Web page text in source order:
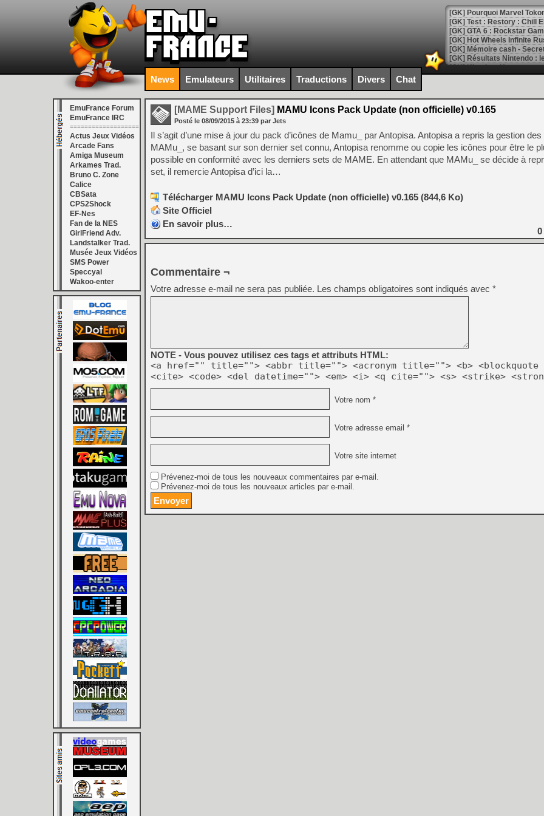
[GK] Pourquoi Marvel
[GK] Test : Restory : Chill
[GK] GTA 6 : Rockstar
[GK] Hot Wheels Infinite
[GK] Mémoire cash -
[GK] Résultats Nintendo :
[GK] Déjà des
[Mo5] Brickboy cherche à
[GK] Minecraft et ses «
[GK] Beast of
[GK] Ubisoft : fin de partie
[GK] Mémoire cash -
[GK] Dan Houser (GTA)
[GK] Comment EA Sports
[GK] Crimson Moon : un
[GK] Isle of Reveries : le
[GK] Moonlighter 2 : The
[GK] Capcom relance
[Mo5] Deux inédits du
[GK] Le beat'em up The
[GK] Endless Legend 2 :
[LS] [PS5] Le WebKit
[GK] Oubliez Crazy Taxi,
[LS] [Switch] NSZ 5.0.0
[GK] No More Room in
[GK] Un chatbot Atelier
[GK] Mémoire cash -
[GK] Nvidia : le prix des
[GK] Suikoden Star Leap
[Mo5] La mini borne
News Emulateurs Utilitaires Traductions Divers Chat
EmuFrance Forum
EmuFrance IRC
===================
Actus Jeux Vidéos
Arcade Fans
Amiga Museum
Arkames Trad.
Bruno C. Zone
Calice
CBSata
CPS2Shock
EF-Nes
Fan de la NES
GirlFriend Adv.
Landstalker Trad.
Musée Jeux Vidéos
SMS Power
Speccyal
Wakoo-enter
[MAME Support Files] MAMU Icons Pack Update (non officielle) v0.165
Posté le 08/09/2015 à 23:39 par Jets
Il s’agit d’une mise à jour du pack d’icônes de Mamu_ par Antopisa. Antopisa a repris la gestion
MAMu_, se basant sur son dernier set connu, Antopisa renomme ou copie les icônes pour être le
possible en conformité avec les derniers sets de MAME. En attendant que MAMu_ se décide à
set, il remercie Antopisa d’ici la…
Télécharger MAMU Icons Pack Update (non officielle) v0.165 (844,6 Ko)
Site Officiel
En savoir plus…
0
Commentaire ¬
Votre adresse e-mail ne sera pas publiée. Les champs obligatoires sont indiqués avec *
NOTE - Vous pouvez utilisez ces tags et attributs HTML:
<a href="" title=""> <abbr title=""> <acronym title=""> <b> <blockquote
<cite> <code> <del datetime=""> <em> <i> <q cite=""> <s> <strike>
Votre nom *
Votre adresse email *
Votre site internet
Prévenez-moi de tous les nouveaux commentaires par e-mail.
Prévenez-moi de tous les nouveaux articles par e-mail.